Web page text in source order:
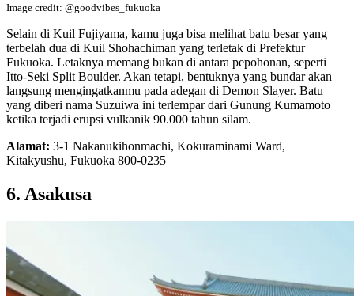
Image credit: @goodvibes_fukuoka
Selain di Kuil Fujiyama, kamu juga bisa melihat batu besar yang
terbelah dua di Kuil Shohachiman yang terletak di Prefektur
Fukuoka. Letaknya memang bukan di antara pepohonan, seperti
Itto-Seki Split Boulder. Akan tetapi, bentuknya yang bundar akan
langsung mengingatkanmu pada adegan di Demon Slayer. Batu
yang diberi nama Suzuiwa ini terlempar dari Gunung Kumamoto
ketika terjadi erupsi vulkanik 90.000 tahun silam.
Alamat: 3-1 Nakanukihonmachi, Kokuraminami Ward,
Kitakyushu, Fukuoka 800-0235
6. Asakusa